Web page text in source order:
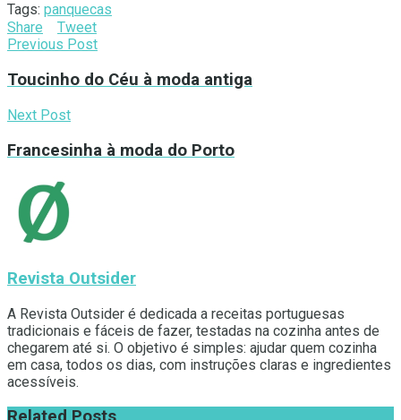
Tags: panquecas
Share
Tweet
Previous Post
Toucinho do Céu à moda antiga
Next Post
Francesinha à moda do Porto
Revista Outsider
A Revista Outsider é dedicada a receitas portuguesas
tradicionais e fáceis de fazer, testadas na cozinha antes de
chegarem até si. O objetivo é simples: ajudar quem cozinha
em casa, todos os dias, com instruções claras e ingredientes
acessíveis.